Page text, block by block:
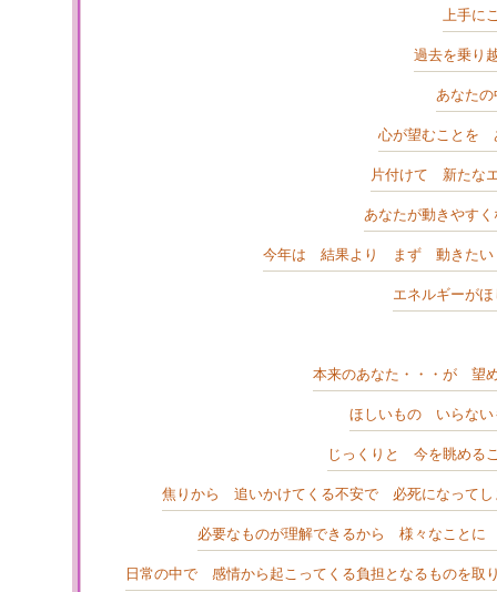
上手に
過去を乗り
あなた
心が望むことを
片付けて 新たな
あなたが動きやす
今年は 結果より まず 動きたい
エネルギーが
本来のあなた・・・が 望
ほしいもの いらない
じっくりと 今を眺める
焦りから 追いかけてくる不安で 必死になってし
必要なものが理解できるから 様々なこと
日常の中で 感情から起こってくる負担となるものを